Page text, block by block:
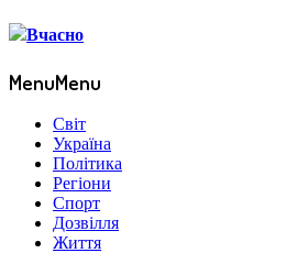
MenuMenu
Світ
Україна
Політика
Регіони
Спорт
Дозвілля
Життя